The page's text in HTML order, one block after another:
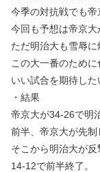
今季の対抗戦でも帝
今回も予想は帝京大
ただ明治大も雪辱に
この大一番のために
いい試合を期待した
・結果
帝京大が34-26で明
前半、帝京大が先制
そこから明治大が
14-12で前半終了。